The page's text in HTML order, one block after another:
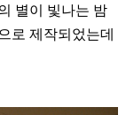
별이 빛나는 밤
로 제작되었는데